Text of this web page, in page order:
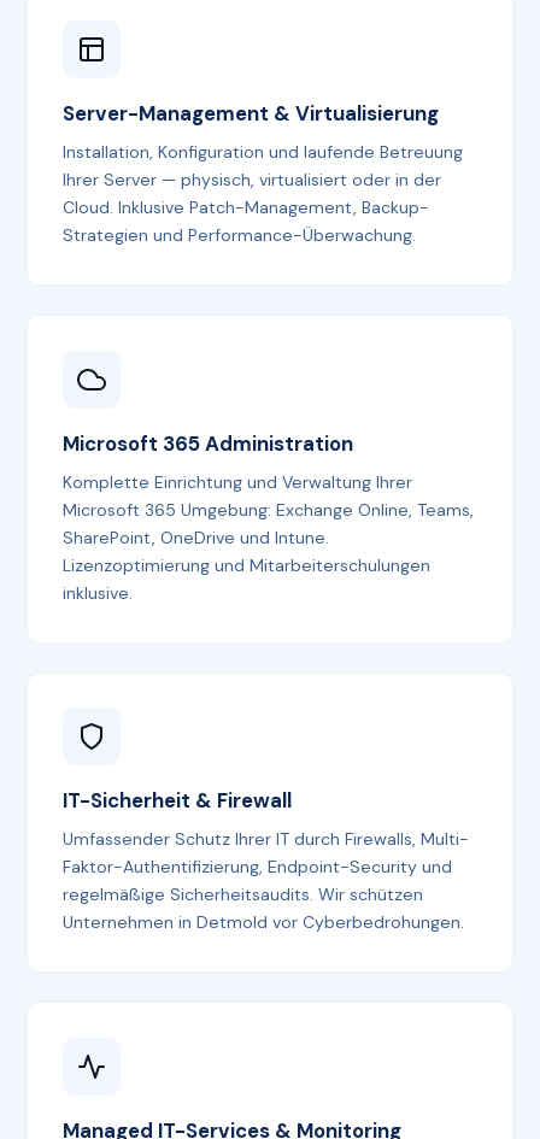
Server-Management & Virtualisierung
Installation, Konfiguration und laufende Betreuung
Ihrer Server — physisch, virtualisiert oder in der
Cloud. Inklusive Patch-Management, Backup-
Strategien und Performance-Überwachung.
Microsoft 365 Administration
Komplette Einrichtung und Verwaltung Ihrer
Microsoft 365 Umgebung: Exchange Online, Teams,
SharePoint, OneDrive und Intune.
Lizenzoptimierung und Mitarbeiterschulungen
inklusive.
IT-Sicherheit & Firewall
Umfassender Schutz Ihrer IT durch Firewalls, Multi-
Faktor-Authentifizierung, Endpoint-Security und
regelmäßige Sicherheitsaudits. Wir schützen
Unternehmen in Detmold vor Cyberbedrohungen.
Managed IT-Services & Monitoring